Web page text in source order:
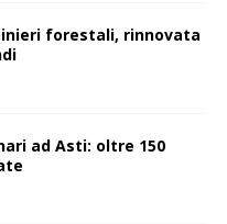
forestali, rinnovata
ad Asti: oltre 150